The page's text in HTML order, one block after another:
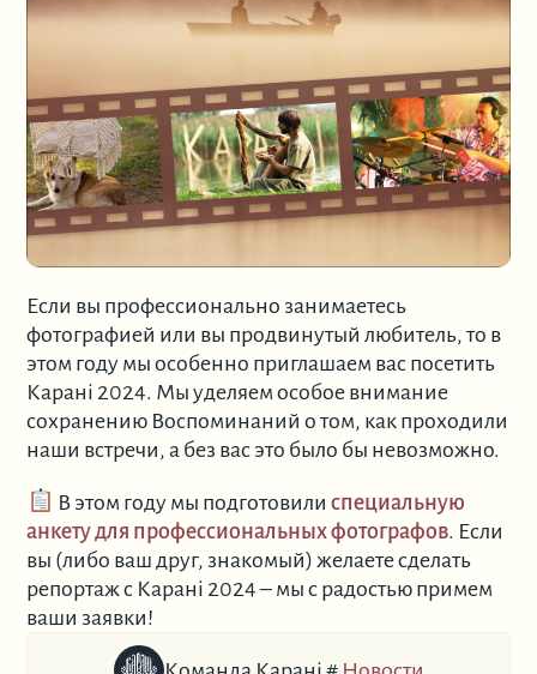
Если вы профессионально занимаетесь
фотографией или вы продвинутый любитель, то в
этом году мы особенно приглашаем вас посетить
Карані 2024. Мы уделяем особое внимание
сохранению Воспоминаний о том, как проходили
наши встречи, а без вас это было бы невозможно.
В этом году мы подготовилиспециальную
анкету для профессиональных фотографов. Если
вы (либо ваш друг, знакомый) желаете сделать
репортаж с Карані 2024 – мы с радостью примем
ваши заявки!